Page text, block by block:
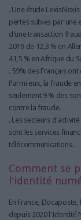
. Une étude
pertes subies par une
d'une transaction
2019 de 12,3 % en
41,5 % en Afrique du
. 59% des Français
Parmi eux, la fraude
seulement 9 % des
contre la fraude.
. Les secteurs
sont les services
télécommunications.
Comment se
l'identité
En France,
depuis 2020 l'Identité